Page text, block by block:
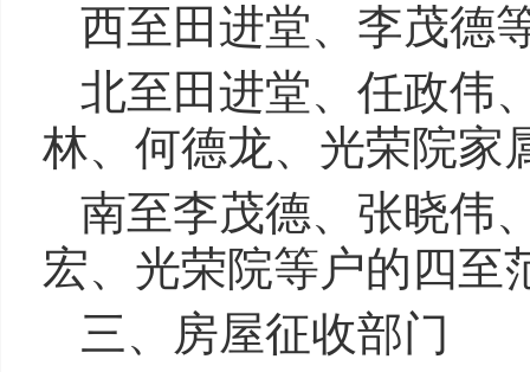
西至田进堂、李茂德
北至田进堂、任政伟
林、何德龙、光荣院家
南至李茂德、张晓伟
宏、光荣院等户的四至
三、房屋征收部门